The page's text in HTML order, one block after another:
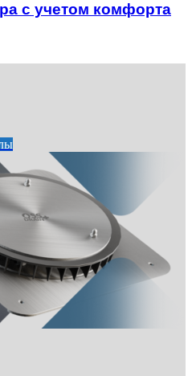
с учетом комфорта